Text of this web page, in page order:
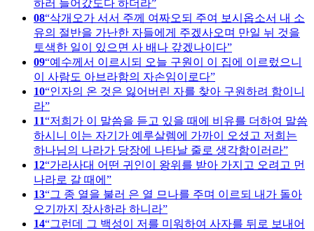
하러 들어갔도다 하더라
08 삭개오가 서서 주께 여짜오되 주여 보시옵소서 내 소
유의 절반을 가난한 자들에게 주겠사오며 만일 뉘 것을
토색한 일이 있으면 사 배나 갚겠나이다
09 예수께서 이르시되 오늘 구원이 이 집에 이르렀으니
이 사람도 아브라함의 자손임이로다
10 인자의 온 것은 잃어버린 자를 찾아 구원하려 함이니
라
11 저희가 이 말씀을 듣고 있을 때에 비유를 더하여 말씀
하시니 이는 자기가 예루살렘에 가까이 오셨고 저희는
하나님의 나라가 당장에 나타날 줄로 생각함이러라
12 가라사대 어떤 귀인이 왕위를 받아 가지고 오려고 먼
나라로 갈 때에
13 그 종 열을 불러 은 열 므나를 주며 이르되 내가 돌아
오기까지 장사하라 하니라
14 그런데 그 백성이 저를 미워하여 사자를 뒤로 보내어